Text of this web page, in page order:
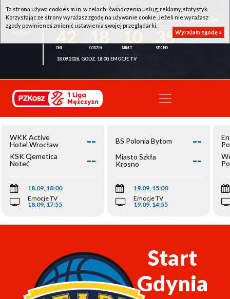
WKK ACTIVE HOTEL WROCŁAW - KSK QEMETICA NOTEĆ INOWROCŁAW
35
18.09.2026, GODZ. 18:00, EMOCJE TV
WKK Active
Hotel Wrocław
--
KSK Qemetica
Noteć
Inowrocław
--
18.09, 18:00
Emocje TV
18.09, 17:55
BS Polonia Bytom --
Miasto Szkła
Krosno
--
19.09, 15:00
Emocje TV
19.09, 14:55
Start
Gdynia
Ta strona używa cookies m.in. w celach: świadczenia usług, reklamy, statystyk.
Korzystając ze strony wyrażasz zgodę na używanie cookie. Jeżeli nie wyrażasz
zgody powinieneś zmienić ustawienia swojej przeglądarki.
Wyrażam zgodę »